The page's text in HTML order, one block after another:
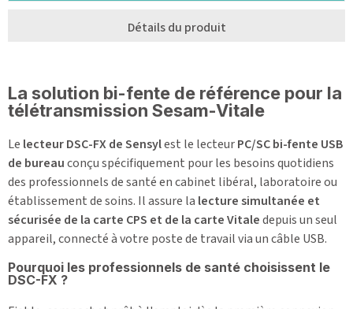
Détails du produit
La solution bi-fente de référence pour la
télétransmission Sesam-Vitale
Le lecteur DSC-FX de Sensylest le lecteurPC/SC bi-fente USB
de bureauconçu spécifiquement pour les besoins quotidiens
des professionnels de santé en cabinet libéral, laboratoire ou
établissement de soins. Il assure la lecture simultanée et
sécurisée de la carte CPS et de la carte Vitaledepuis un seul
appareil, connecté à votre poste de travail via un câble USB.
Pourquoi les professionnels de santé choisissent le
DSC-FX ?